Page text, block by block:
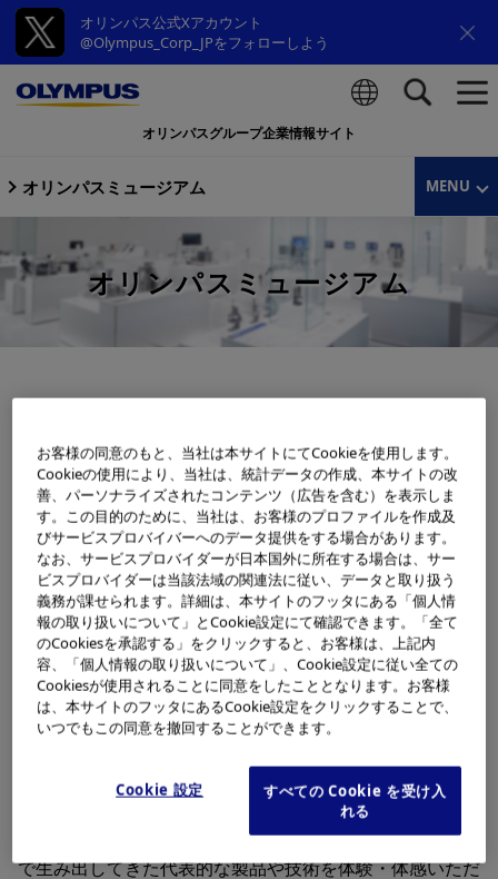
オリンパス公式Xアカウント
@Olympus_Corp_JPをフォローしよう
オリンパスグループ企業情報サイト
オリンパスミュージアム MENU
オリンパスミュージアム
オリンパスの歴史は、1919年の顕微鏡の開発・製造から
はじまりました。その後、顕微鏡で培った光学技術を写真
レンズの開発にも展開し、カメラ事業へ参入。さらに、世
界で初めて実用的な胃カメラの開発に成功し、医療機器分
カーとして発展し、現在は医療専業のグローバル・メドテ
ックカンパニーとして新たな歴史を築き始めています。オ
リンパスミュージアムでは100年以上にわたる歴史のなか
で生み出してきた代表的な製品や技術を体験・体感いただ
お客様の同意のもと、当社は本サイトにてCookieを使用します。
Cookieの使用により、当社は、統計データの作成、本サイトの改
善、パーソナライズされたコンテンツ（広告を含む）を表示しま
す。この目的のために、当社は、お客様のプロファイルを作成及
びサービスプロバイバーへのデータ提供をする場合があります。
なお、サービスプロバイダーが日本国外に所在する場合は、サー
ビスプロバイダーは当該法域の関連法に従い、データと取り扱う
義務が課せられます。詳細は、本サイトのフッタにある「個人情
報の取り扱いについて」とCookie設定にて確認できます。「全て
のCookiesを承認する」をクリックすると、お客様は、上記内
容、「個人情報の取り扱いについて」、Cookie設定に従い全ての
Cookiesが使用されることに同意をしたこととなります。お客様
は、本サイトのフッタにあるCookie設定をクリックすることで、
いつでもこの同意を撤回することができます。
Cookie 設定
すべての Cookie を受け入
れる